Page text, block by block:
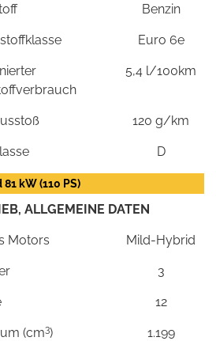
Benzin
Euro 6e
5,4 l/100km
120 g/km
D
81 kW (110 PS)
ALLGEMEINE DATEN
Motors Mild-Hybrid
3
12
(cm3) 1.199